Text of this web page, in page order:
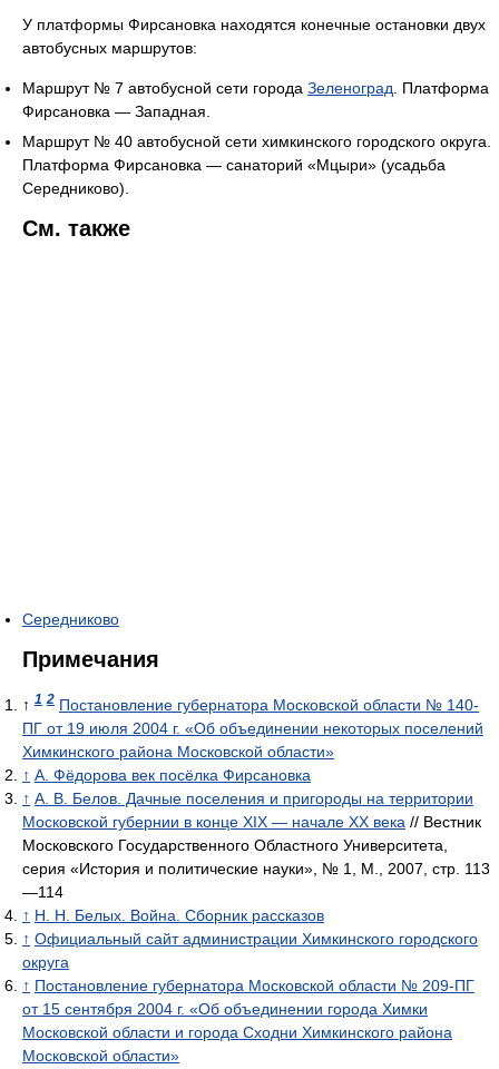
У платформы Фирсановка находятся конечные остановки двух
автобусных маршрутов:
Маршрут № 7 автобусной сети города Зеленоград. Платформа
Фирсановка — Западная.
Маршрут № 40 автобусной сети химкинского городского округа.
Платформа Фирсановка — санаторий «Мцыри» (усадьба
Середниково).
См. также
Середниково
Примечания
↑ 1 2 Постановление губернатора Московской области № 140-
ПГ от 19 июля 2004 г. «Об объединении некоторых поселений
Химкинского района Московской области»
↑ А. Фёдорова век посёлка Фирсановка
↑ А. В. Белов. Дачные поселения и пригороды на территории
Московской губернии в конце XIX — начале XX века // Вестник
Московского Государственного Областного Университета,
серия «История и политические науки», № 1, М., 2007, стр. 113
—114
↑ Н. Н. Белых. Война. Сборник рассказов
↑ Официальный сайт администрации Химкинского городского
округа
↑ Постановление губернатора Московской области № 209-ПГ
от 15 сентября 2004 г. «Об объединении города Химки
Московской области и города Сходни Химкинского района
Московской области»